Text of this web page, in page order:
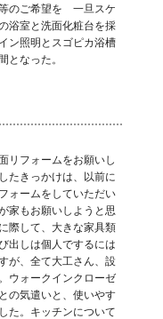
のご希望を 一旦スケ
浴室と洗面化粧台を採
ン照明とスゴピカ浴槽
となった。
リフォームをお願いし
たきっかけは、以前に
ォームをしていただい
家もお願いしようと思
際して、大きな家具類
出しは個人でするには
が、全て大工さん、設
ウォークインクローゼ
の気遣いと、使いやす
た。キッチンについて